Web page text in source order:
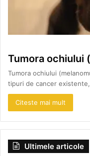
Tumora ochiului
Tumora ochiului
tipuri de cancer
Citeste mai mult
Ultimele articole